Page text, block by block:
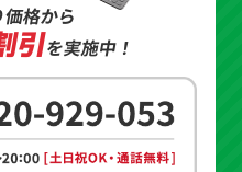
格から
引を実施中！